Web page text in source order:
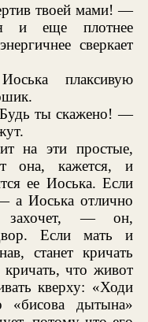
твоей мами! —
и еще плотнее
сверкает
плаксивую
ты скажено! —
на эти простые,
она, кажется, и
ее Иоська. Если
а Иоська отлично
захочет, — он,
Если мать и
станет кричать
что живот
кверху: «Ходи
«бисова дытына»